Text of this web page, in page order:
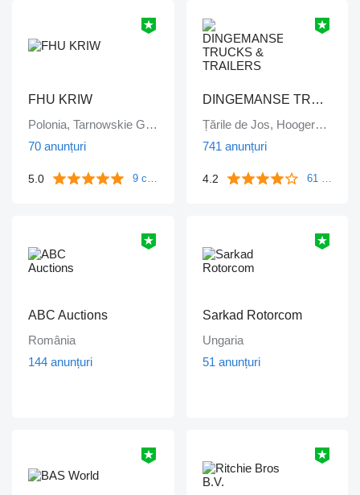
FHU KRIW
Polonia, Tarnowskie Góry
70 anunțuri
5.0 9 comentarii
DINGEMANSE TRUCKS & TRAILERS
Țările de Jos, Hoogerheide
741 anunțuri
4.2 61 comentarii
ABC Auctions
România
144 anunțuri
Sarkad Rotorcom
Ungaria
51 anunțuri